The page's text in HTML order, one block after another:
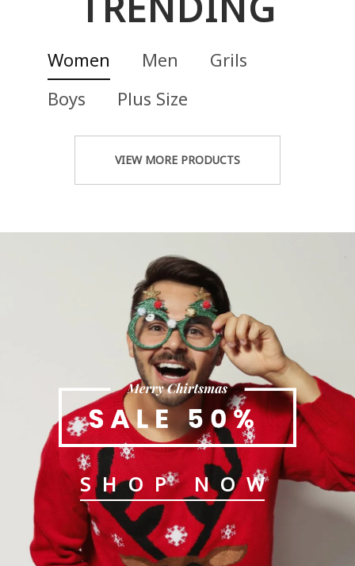
Women Men
Grils
Boys
Plus Size
VIEW MORE PRODUCTS
SHOP NOW